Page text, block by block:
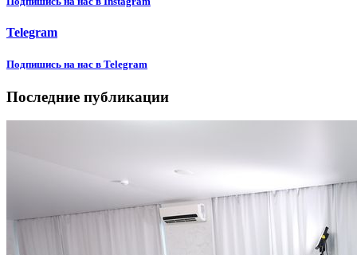
Telegram
Подпишиcь на нас в Telegram
Последние публикации